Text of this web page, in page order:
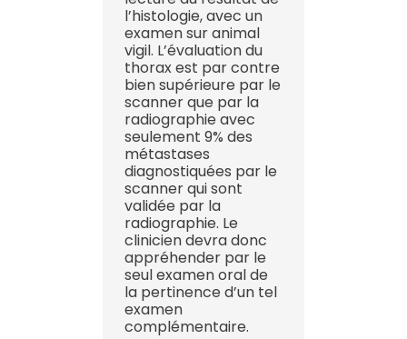
l’histologie, avec un
examen sur animal
vigil. L’évaluation du
thorax est par contre
bien supérieure par le
scanner que par la
radiographie avec
seulement 9% des
métastases
diagnostiquées par le
scanner qui sont
validée par la
radiographie. Le
clinicien devra donc
appréhender par le
seul examen oral de
la pertinence d’un tel
examen
complémentaire.